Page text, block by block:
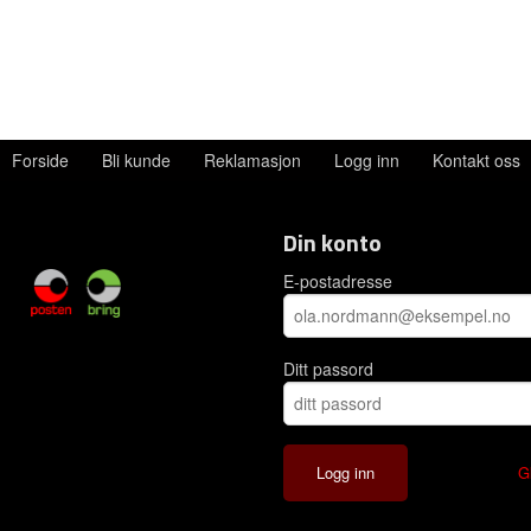
Forside Bli kunde Reklamasjon Logg inn Kontakt oss
Din konto
E-postadresse
Ditt passord